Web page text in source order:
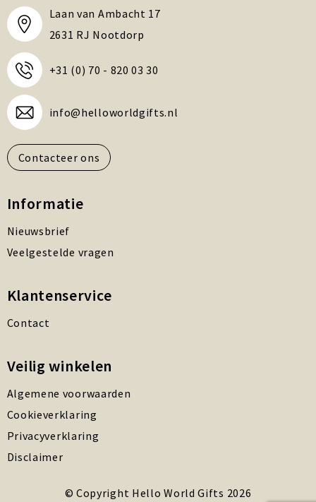
Laan van Ambacht 17
2631 RJ Nootdorp
+31 (0) 70 - 820 03 30
info@helloworldgifts.nl
Contacteer ons
Informatie
Nieuwsbrief
Veelgestelde vragen
Klantenservice
Contact
Veilig winkelen
Algemene voorwaarden
Cookieverklaring
Privacyverklaring
Disclaimer
© Copyright Hello World Gifts 2026